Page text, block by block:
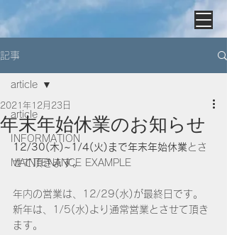
記事
article
INFORMATION
MAINTENANCE EXAMPLE
article
年末年始休業のお知らせ
2021年12月23日
12/30(木)~1/4(火)まで年末年始休業 とさ
せて頂きます。
年内の営業は、12/29(水)が最終日です。
新年は、1/5(水)より通常営業とさせて頂き
ます。